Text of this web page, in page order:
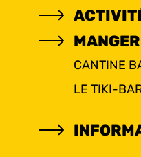
CANTINE
LE TIKI-